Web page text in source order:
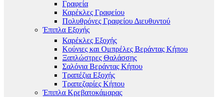
Γραφεία
Καρέκλες Γραφείου
Πολυθρόνες Γραφείου Διευθυντού
Έπιπλα Εξοχής
Καρέκλες Εξοχής
Κούνιες και Ομπρέλες Βεράντας Κήπου
Ξαπλώστρες Θαλάσσης
Σαλόνια Βεράντας Κήπου
Τραπέζια Εξοχής
Τραπεζαρίες Κήπου
Έπιπλα Κρεβατοκάμαρας